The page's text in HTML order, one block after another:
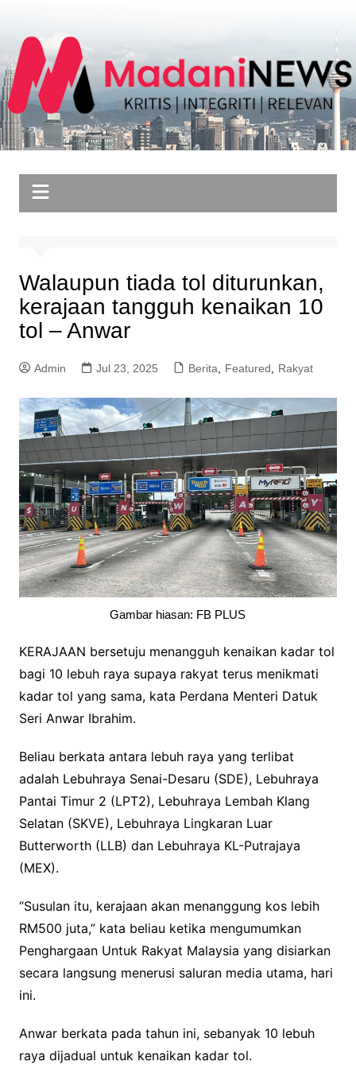
content
Walaupun tiada tol diturunkan,
kerajaan tangguh kenaikan 10
tol – Anwar
Admin Jul 23, 2025 Berita, Featured, Rakyat
Gambar hiasan: FB PLUS
KERAJAAN bersetuju menangguh kenaikan kadar tol
bagi 10 lebuh raya supaya rakyat terus menikmati
kadar tol yang sama, kata Perdana Menteri Datuk
Seri Anwar Ibrahim.
Beliau berkata antara lebuh raya yang terlibat
adalah Lebuhraya Senai-Desaru (SDE), Lebuhraya
Pantai Timur 2 (LPT2), Lebuhraya Lembah Klang
Selatan (SKVE), Lebuhraya Lingkaran Luar
Butterworth (LLB) dan Lebuhraya KL-Putrajaya
(MEX).
“Susulan itu, kerajaan akan menanggung kos lebih
RM500 juta,” kata beliau ketika mengumumkan
Penghargaan Untuk Rakyat Malaysia yang disiarkan
secara langsung menerusi saluran media utama, hari
ini.
Anwar berkata pada tahun ini, sebanyak 10 lebuh
raya dijadual untuk kenaikan kadar tol.